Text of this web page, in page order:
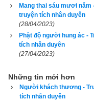
Phật nói: “Cậu bé này
Phật hiệu là Tinh Tấn
nhân duyên ấy mà ta
đều vui mừng tin nhận.
Hãy ủng hộ website
Mang thai sáu mươi năm
truyện tích nhân duyên
(28/04/2023)
Phật độ người hung ác -
tích nhân duyên
(27/04/2023)
Những tin mới hơn
Người khách thương -
tích nhân duyên